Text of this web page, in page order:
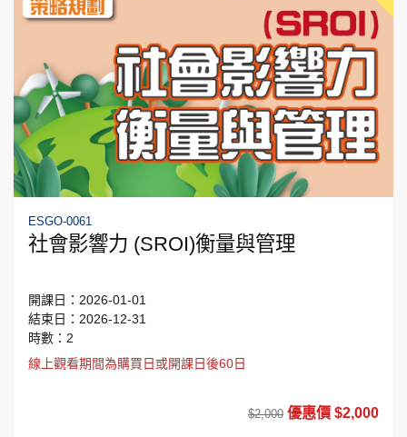
ESGO-0061
社會影響力 (SROI)衡量與管理
開課日：2026-01-01
結束日：2026-12-31
時數：2
線上觀看期間為購買日或開課日後60日
$2,000 優惠價 $2,000